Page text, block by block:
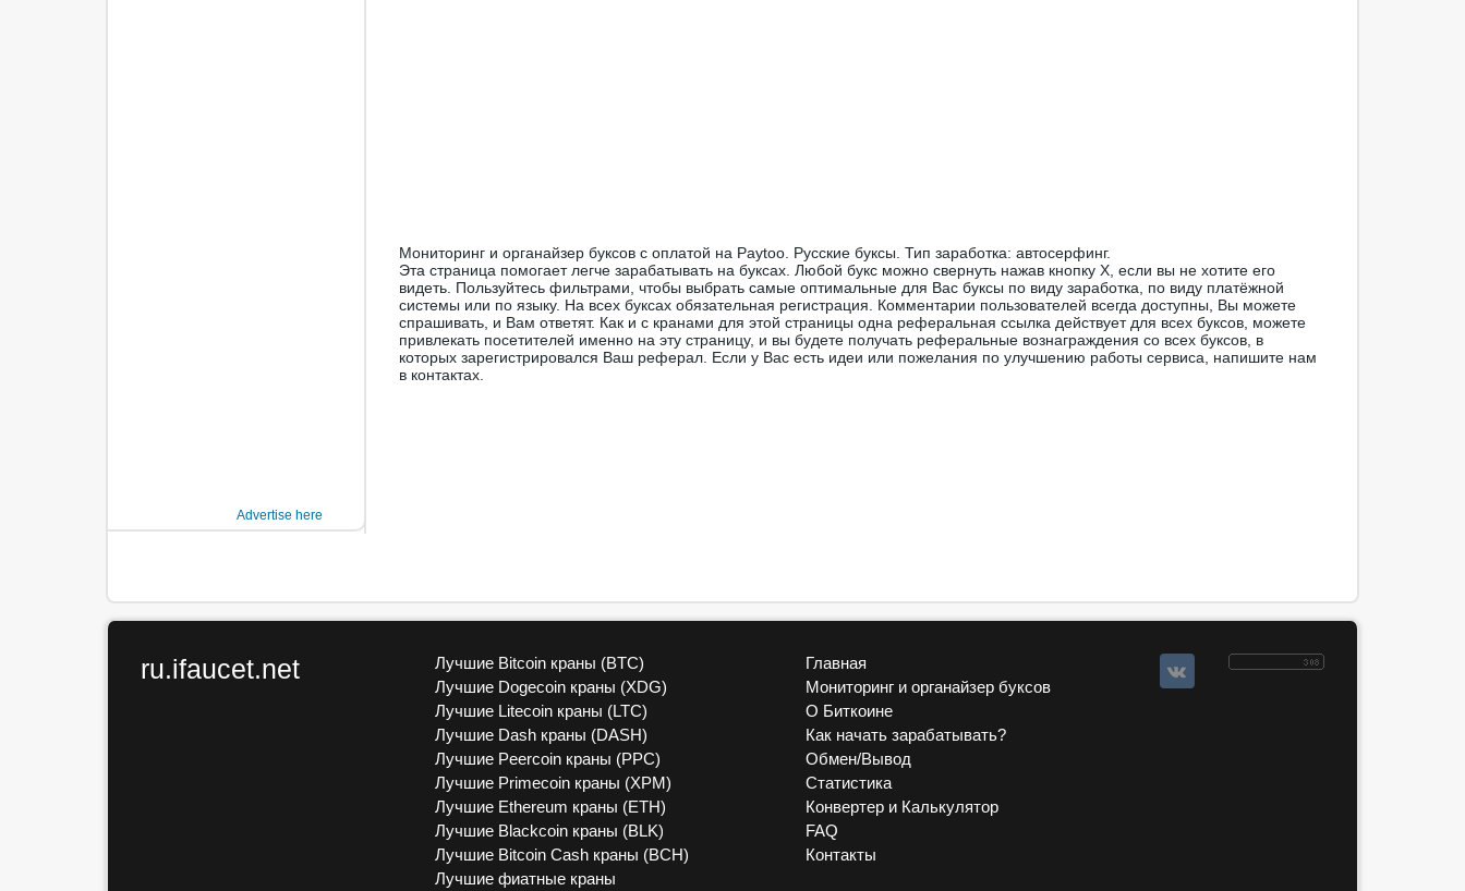
Advertise here
Мониторинг и органайзер буксов с оплатой на Paytoo. Русские буксы. Тип заработка: автосерфинг.
Эта страница помогает легче зарабатывать на буксах. Любой букс можно свернуть нажав кнопку Х, если вы не хотите его
видеть. Пользуйтесь фильтрами, чтобы выбрать самые оптимальные для Вас буксы по виду заработка, по виду платёжной
системы или по языку. На всех буксах обязательная регистрация. Комментарии пользователей всегда доступны, Вы можете
спрашивать, и Вам ответят. Как и с кранами для этой страницы одна реферальная ссылка действует для всех буксов, можете
привлекать посетителей именно на эту страницу, и вы будете получать реферальные вознаграждения со всех буксов, в
которых зарегистрировался Ваш реферал. Если у Вас есть идеи или пожелания по улучшению работы сервиса, напишите нам
в контактах.
ru.ifaucet.net
Лучшие Bitcoin краны (BTC)
Лучшие Dogecoin краны (XDG)
Лучшие Litecoin краны (LTC)
Лучшие Dash краны (DASH)
Лучшие Peercoin краны (PPC)
Лучшие Primecoin краны (XPM)
Лучшие Ethereum краны (ETH)
Лучшие Blackcoin краны (BLK)
Лучшие Bitcoin Cash краны (BCH)
Лучшие фиатные краны
Главная
Мониторинг и органайзер буксов
О Биткоине
Как начать зарабатывать?
Обмен/Вывод
Статистика
Конвертер и Калькулятор
FAQ
Контакты